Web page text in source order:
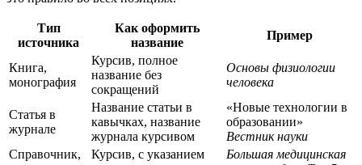
Тип
источника
Как оформить
название
Пример
Книга,
монография
Курсив, полное
название без
сокращений
Основы физиологии
человека
Статья в
журнале
Название статьи в
кавычках, название
журнала курсивом
«Новые технологии в
образовании»
Вестник науки
Справочник,
Курсив, с указанием
Большая медицинская